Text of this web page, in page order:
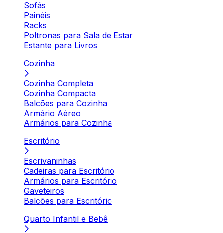
Sofás
Painéis
Racks
Poltronas para Sala de Estar
Estante para Livros
Cozinha
Cozinha Completa
Cozinha Compacta
Balcões para Cozinha
Armário Aéreo
Armários para Cozinha
Escritório
Escrivaninhas
Cadeiras para Escritório
Armários para Escritório
Gaveteiros
Balcões para Escritório
Quarto Infantil e Bebê